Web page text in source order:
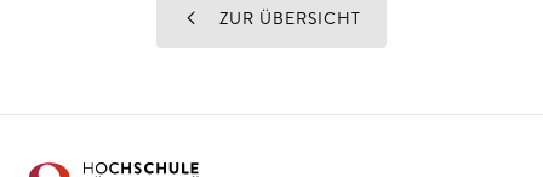
ZUR ÜBERSICHT